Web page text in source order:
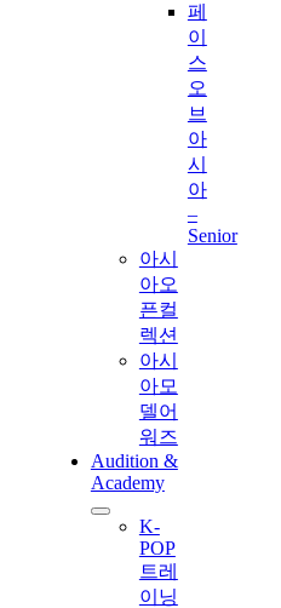
페
이
스
오
브
아
시
아
–
Senior
아시
아오
픈컬
렉션
아시
아모
델어
워즈
Audition &
Academy
K-
POP
트레
이닝